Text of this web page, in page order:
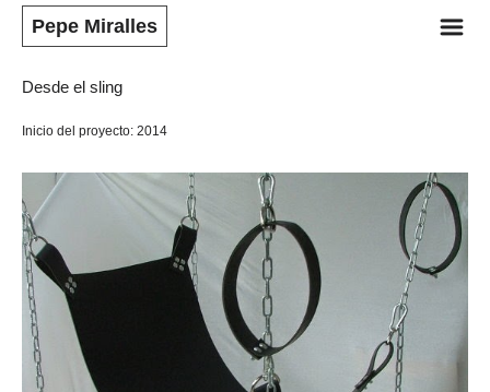
Pepe Miralles m
Desde el sling
Inicio del proyecto: 2014